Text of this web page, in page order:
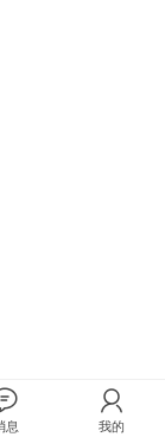
息 我的